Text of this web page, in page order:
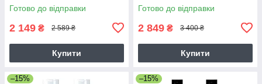
Готово до відправки
2 149 ₴ 2 589 ₴
Купити
Готово до відправки
2 849 ₴ 3 400 ₴
Купити
–15% –15%